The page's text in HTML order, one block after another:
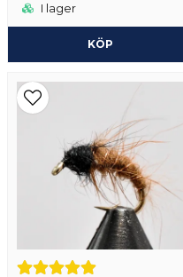
I lager
KÖP